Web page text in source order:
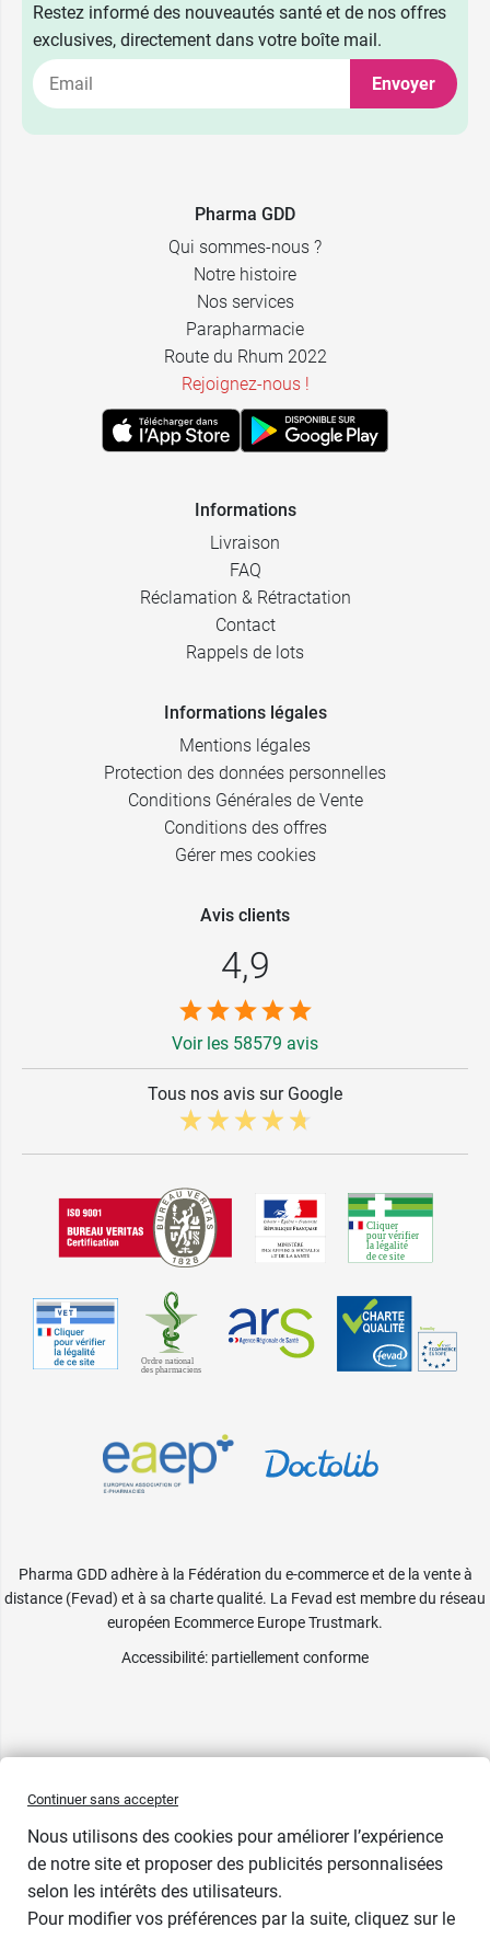
Contenance
Restez informé des nouveautés santé et de nos offres
exclusives, directement dans votre boîte mail.
Envoyer
Pharma GDD
Qui sommes-nous ?
Notre histoire
Nos services
Parapharmacie
Route du Rhum 2022
Rejoignez-nous !
Informations
Livraison
FAQ
Réclamation & Rétractation
Contact
Rappels de lots
Informations légales
Mentions légales
Protection des données personnelles
Conditions Générales de Vente
Conditions des offres
Gérer mes cookies
Avis clients
4,9
Voir les 58579 avis
Tous nos avis sur Google
Pharma GDD adhère à la Fédération du e-commerce et de la vente à
distance (Fevad) et à sa charte qualité. La Fevad est membre du réseau
européen Ecommerce Europe Trustmark.
Accessibilité: partiellement conforme
Continuer sans accepter
Nous utilisons des cookies pour améliorer l’expérience
de notre site et proposer des publicités personnalisées
selon les intérêts des utilisateurs.
Pour modifier vos préférences par la suite, cliquez sur le